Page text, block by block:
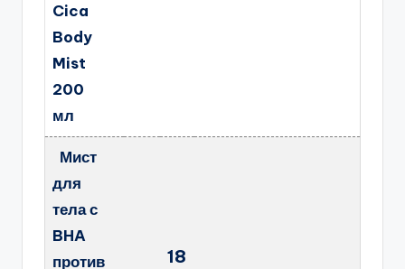
Cica
Body
Mist
200
мл
Мист
для
тела с
BHA
против
18